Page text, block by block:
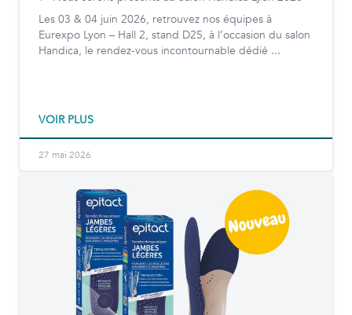
Les 03 & 04 juin 2026, retrouvez nos équipes à
Eurexpo Lyon – Hall 2, stand D25, à l’occasion du salon
Handica, le rendez-vous incontournable dédié ...
VOIR PLUS
27 mai 2026